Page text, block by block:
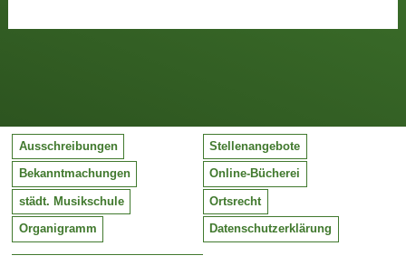
Ausschreibungen Stellenangebote
Bekanntmachungen Online-Bücherei
städt. Musikschule Ortsrecht
Organigramm Datenschutzerklärung